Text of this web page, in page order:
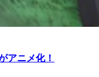
アニメ化！